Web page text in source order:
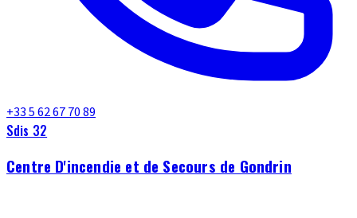
+33 5 62 67 70 89
Sdis 32
Centre D'incendie et de Secours de Gondrin